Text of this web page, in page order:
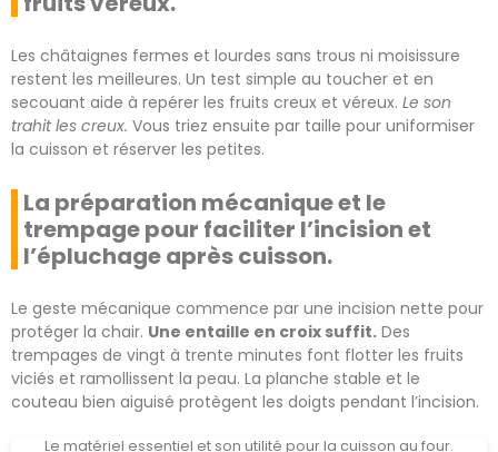
Les châtaignes fermes et lourdes sans trous ni moisissure
restent les meilleures. Un test simple au toucher et en
secouant aide à repérer les fruits creux et véreux. Le son
trahit les creux. Vous triez ensuite par taille pour uniformiser
la cuisson et réserver les petites.
La préparation mécanique et le
trempage pour faciliter l’incision et
l’épluchage après cuisson.
Le geste mécanique commence par une incision nette pour
protéger la chair. Une entaille en croix suffit. Des
trempages de vingt à trente minutes font flotter les fruits
viciés et ramollissent la peau. La planche stable et le
couteau bien aiguisé protègent les doigts pendant l’incision.
Le matériel essentiel et son utilité pour la cuisson au four.